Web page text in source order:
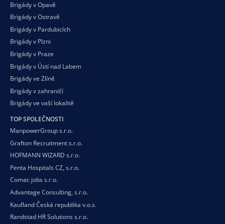
Brigády v Opavě
Brigády v Ostravě
Brigády v Pardubicích
Brigády v Plzni
Brigády v Praze
Brigády v Ústí nad Labem
Brigády ve Zlíně
Brigády v zahraničí
Brigády ve vaší lokalitě
TOP SPOLEČNOSTI
ManpowerGroup s.r.o.
Grafton Recruitment s.r.o.
HOFMANN WIZARD s.r.o.
Penta Hospitals CZ, s.r.o.
Comac jobs s.r.o.
Advantage Consulting, s.r.o.
Kaufland Česká republika v.o.s.
Randstad HR Solutions s.r.o.